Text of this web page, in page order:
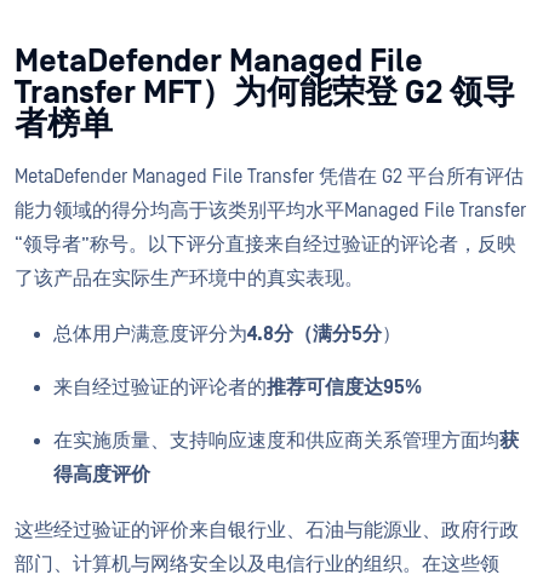
MetaDefender Managed File
Transfer MFT）为何能荣登 G2 领导
者榜单
MetaDefender Managed File Transfer 凭借在 G2 平台所有评估
能力领域的得分均高于该类别平均水平Managed File Transfer
“领导者”称号。以下评分直接来自经过验证的评论者，反映
了该产品在实际生产环境中的真实表现。
总体用户满意度评分为4.8分（满分5分）
来自经过验证的评论者的推荐可信度达95%
在实施质量、支持响应速度和供应商关系管理方面均获
得高度评价
这些经过验证的评价来自银行业、石油与能源业、政府行政
部门、计算机与网络安全以及电信行业的组织。在这些领